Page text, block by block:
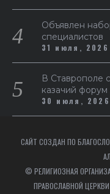
Объявлен
специалистов
31 июля, 2026
В Ставрополе
казачий форум
30 июля, 2026
САЙТ СОЗДАН ПО
© РЕЛИГИОЗНАЯ
ПРАВОСЛАВНОЙ